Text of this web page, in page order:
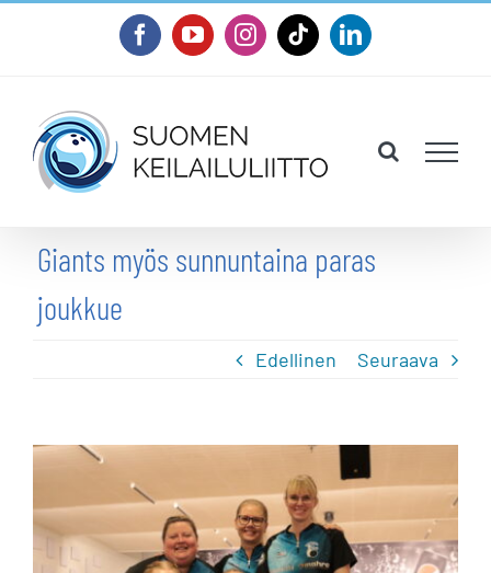
FacebookYouTubeInstagram
TiktokLinkedIn
Giants myös sunnuntaina paras
joukkue
Edellinen Seuraava
Katso
isompana